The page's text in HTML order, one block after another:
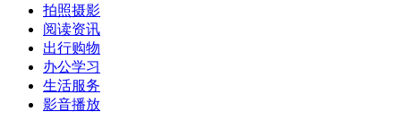
拍照摄影
阅读资讯
出行购物
办公学习
生活服务
影音播放